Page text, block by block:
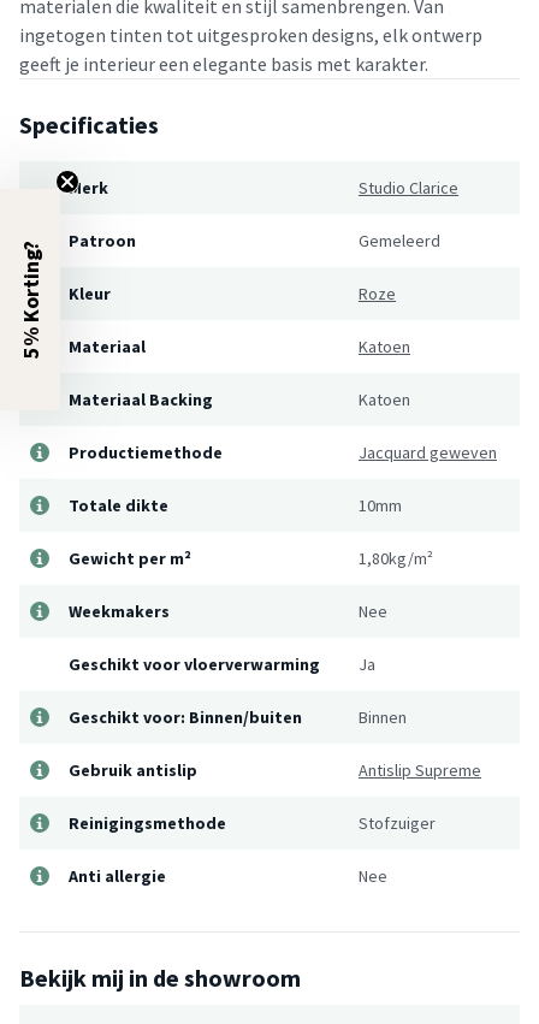
materialen die kwaliteit en stijl samenbrengen. Van
ingetogen tinten tot uitgesproken designs, elk ontwerp
geeft je interieur een elegante basis met karakter.
Specificaties
Merk Studio Clarice
Patroon Gemeleerd
Kleur Roze
Materiaal Katoen
Materiaal Backing Katoen
Productiemethode Jacquard geweven
Totale dikte 10mm
Gewicht per m² 1,80kg/m²
Weekmakers Nee
Geschikt voor vloerverwarming Ja
Geschikt voor: Binnen/buiten Binnen
Gebruik antislip Antislip Supreme
Reinigingsmethode Stofzuiger
Anti allergie Nee
Bekijk mij in de showroom
5% Korting?